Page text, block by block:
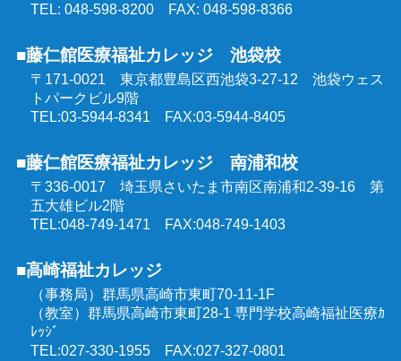
TEL: 048-598-8200 FAX: 048-598-8366
■藤仁館医療福祉カレッジ 池袋校
〒171-0021 東京都豊島区西池袋3-27-12 池袋ウェス
トパークビル9階
TEL:03-5944-8341 FAX:03-5944-8405
■藤仁館医療福祉カレッジ 南浦和校
〒336-0017 埼玉県さいたま市南区南浦和2-39-16 第
五大雄ビル2階
TEL:048-749-1471 FAX:048-749-1403
■高崎福祉カレッジ
（事務局）群馬県高崎市東町70-11-1F
（教室）群馬県高崎市東町28-1 専門学校高崎福祉医療ｶ
ﾚｯｼﾞ
TEL:027-330-1955 FAX:027-327-0801